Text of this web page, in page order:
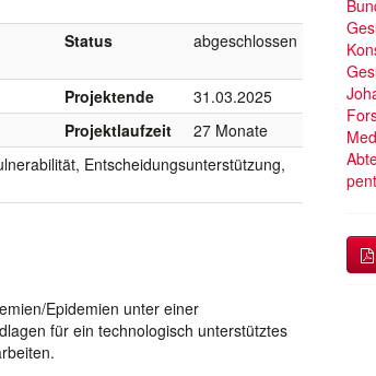
Status abgeschlossen
Projektende
31.03.2025
Projektlaufzeit
27 Monate
Entscheidungsunterstützung,
Epidemien unter einer
für ein technologisch unterstütztes